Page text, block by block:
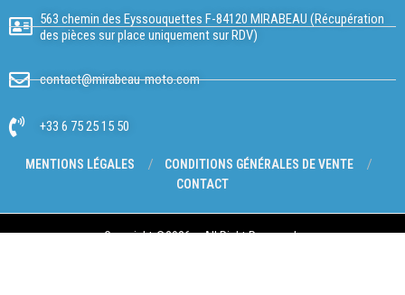
563 chemin des Eyssouquettes F-84120 MIRABEAU (Récupération
des pièces sur place uniquement sur RDV)
contact@mirabeau-moto.com
+33 6 75 25 15 50
MENTIONS LÉGALES
CONDITIONS GÉNÉRALES DE VENTE
CONTACT
Copyright @2026 – All Right Reserved.